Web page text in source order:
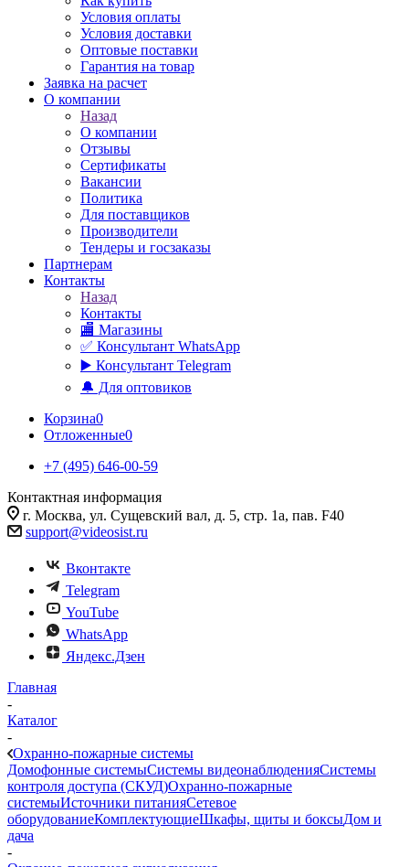
Условия оплаты
Условия доставки
Оптовые поставки
Гарантия на товар
Заявка на расчет
О компании
Назад
О компании
Отзывы
Сертификаты
Вакансии
Политика
Для поставщиков
Производители
Тендеры и госзаказы
Партнерам
Контакты
Назад
Контакты
🏬 Магазины
✅️ Консультант WhatsApp
▶️ Консультант Telegram
🔔 Для оптовиков
Корзина0
Отложенные0
+7 (495) 646-00-59
Контактная информация
г. Москва, ул. Сущевский вал, д. 5, стр. 1а, пав. F40
support@videosist.ru
Вконтакте
Telegram
YouTube
WhatsApp
Яндекс.Дзен
Главная
-
Каталог
-
Охранно-пожарные системы
Домофонные системыСистемы видеонаблюденияСистемы
контроля доступа (СКУД)Охранно-пожарные
системыИсточники питанияСетевое
оборудованиеКомплектующиеШкафы, щиты и боксыДом и
дача
-